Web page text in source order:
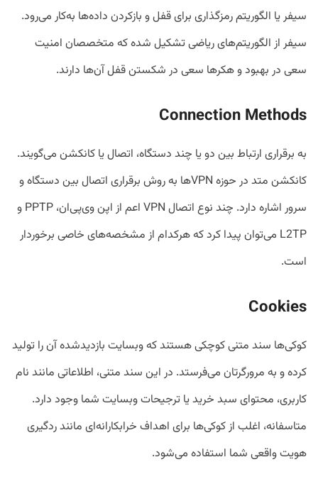
سیفر یا الگوریتم رمزگذاری برای قفل و بازکردن داده‌ها به‌کار می‌رود.
سیفر از الگوریتم‌های ریاضی تشکیل شده که متخصصان امنیت
سعی در بهبود و هکرها سعی در شکستن قفل آن‌ها دارند.
Connection Methods
به برقراری ارتباط بین دو یا چند دستگاه، اتصال یا کانکشن می‌گویند.
کانکشن متد در حوزه VPNها به روش برقراری اتصال بین دستگاه و
سرور اشاره دارد. چند نوع اتصال VPN اعم از اپن وی‌پی‌ان، PPTP و
L2TP می‌توان پیدا کرد که هرکدام از مشخصه‌های خاصی برخوردار
است.
Cookies
کوکی‌ها سند متنی کوچکی هستند که وبسایت بازدیدشده آن را تولید
کرده و به مرورگرتان می‌فرستد. در این سند متنی، اطلاعاتی مانند نام
کاربری، محتوای سبد خرید یا ترجیحات وبسایت شما وجود دارد.
متاسفانه، اغلب از کوکی‌ها برای اهداف خرابکارانه‌ای مانند ردگیری
هویت واقعی شما استفاده می‌شود.